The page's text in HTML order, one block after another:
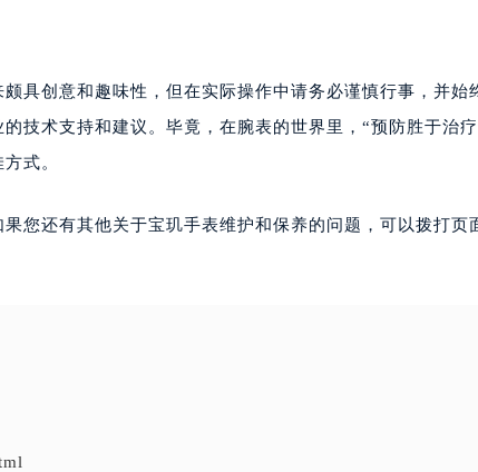
具创意和趣味性，但在实际操作中请务必谨慎行事，并始
技术支持和建议。毕竟，在腕表的世界里，“预防胜于治
式。
您还有其他关于宝玑手表维护和保养的问题，可以拨打页